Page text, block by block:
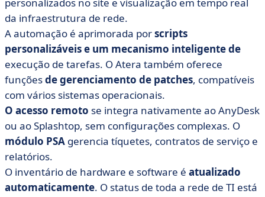
da infraestrutura de rede.
A automação é aprimorada porscripts
personalizáveis e um mecanismo inteligente de
execução de tarefas. O Atera também oferece
funçõesde gerenciamento de patches, compatíveis
com vários sistemas operacionais.
O acesso remoto se integra nativamente ao AnyDesk
ou ao Splashtop, sem configurações complexas. O
módulo PSA gerencia tíquetes, contratos de serviço e
relatórios.
O inventário de hardware e software é atualizado
automaticamente. O status de toda a rede de TI está